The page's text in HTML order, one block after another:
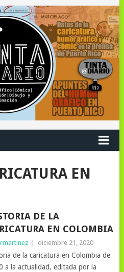
EN
DE LA
EN COLOMBIA
diciembre 21, 2020
de la caricatura en Colombia de
a la actualidad, editada por la